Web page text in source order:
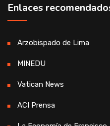
Enlaces
Arzobispado de Lima
MINEDU
Vatican News
ACI Prensa